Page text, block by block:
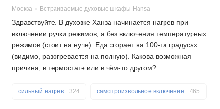
Москва Встраиваемые духовые шкафы Hansa
Здравствуйте. В духовке Ханза начинается нагрев при
включении ручки режимов, а без включения температурных
режимов (стоит на нуле). Еда сгорает на 100-та градусах
(видимо, разогревается на полную). Какова возможная
причина, в термостате или в чём-то другом?
самопроизвольное включение 465
сильный нагрев 324